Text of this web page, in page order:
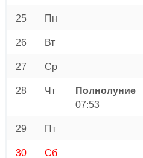
25 Пн
26 Вт
27 Ср
28 Чт
Полнолуние
07:53
29 Пт
30 Сб